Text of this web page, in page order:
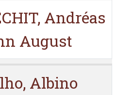
Andréas
August
Albino